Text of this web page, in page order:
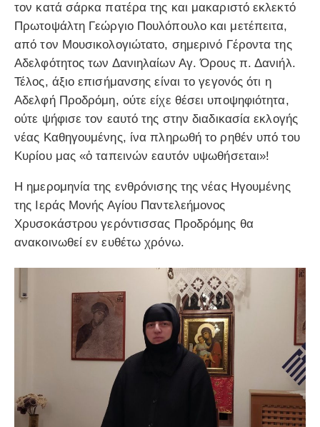
τον κατά σάρκα πατέρα της και μακαριστό εκλεκτό
Πρωτοψάλτη Γεώργιο Πουλόπουλο και μετέπειτα,
από τον Μουσικολογιώτατο, σημερινό Γέροντα της
Αδελφότητος των Δανιηλαίων Αγ. Όρους π. Δανιήλ.
Τέλος, άξιο επισήμανσης είναι το γεγονός ότι η
Αδελφή Προδρόμη, ούτε είχε θέσει υποψηφιότητα,
ούτε ψήφισε τον εαυτό της στην διαδικασία εκλογής
νέας Καθηγουμένης, ίνα πληρωθή το ρηθέν υπό του
Κυρίου μας «ὁ ταπεινών εαυτόν υψωθήσεται»!
Η ημερομηνία της ενθρόνισης της νέας Ηγουμένης
της Ιεράς Μονής Αγίου Παντελεήμονος
Χρυσοκάστρου γερόντισσας Προδρόμης θα
ανακοινωθεί εν ευθέτω χρόνω.